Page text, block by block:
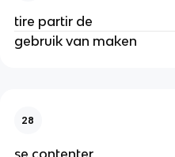
tire partir de
gebruik van maken
28